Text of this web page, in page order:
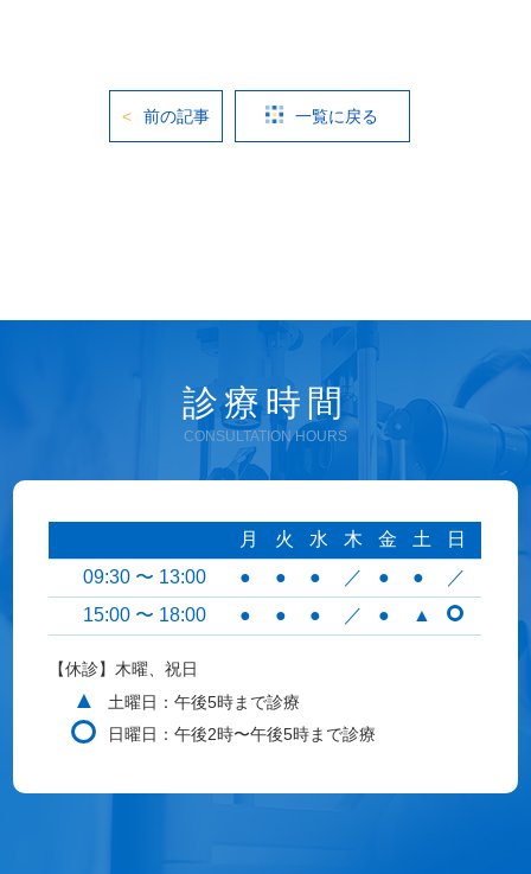
前の記事 一覧に戻る
診療時間
CONSULTATION HOURS
月 火 水 木 金 土
日
09:30 〜 13:00
● ● ● ／ ● ●
／
15:00 〜 18:00
● ● ● ／ ● ▲
【休診】木曜、祝日
▲
土曜日：午後5時まで診療
日曜日：午後2時〜午後5時まで診療